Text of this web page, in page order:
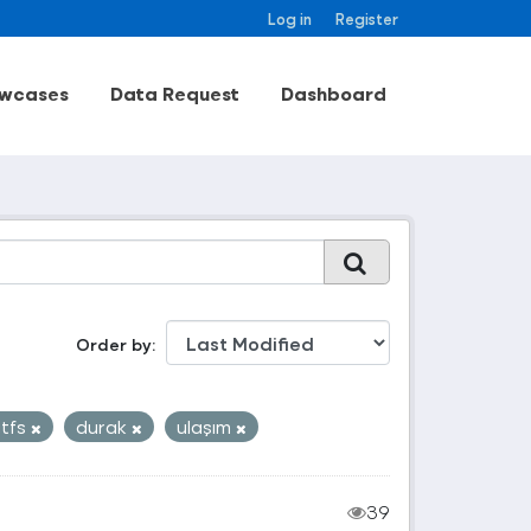
Log in Register
Data Request Dashboard
Order by
durak ulaşım
39